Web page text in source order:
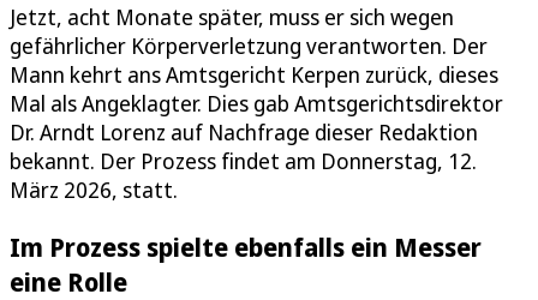
Jetzt, acht Monate später, muss er sich wegen
gefährlicher Körperverletzung verantworten. Der
Mann kehrt ans Amtsgericht Kerpen zurück, dieses
Mal als Angeklagter. Dies gab Amtsgerichtsdirektor
Dr. Arndt Lorenz auf Nachfrage dieser Redaktion
bekannt. Der Prozess findet am Donnerstag, 12.
März 2026, statt.
Im Prozess spielte ebenfalls ein Messer
eine Rolle